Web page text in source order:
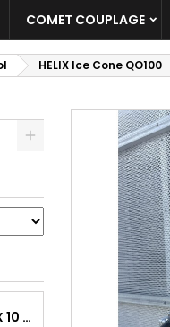
COMET COUPLAGE
HELIX Ice Cone QO100
M&P-ULTRAFLEX 10 COMPETITION